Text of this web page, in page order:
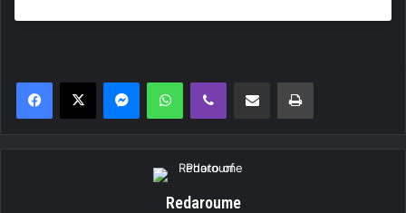
MessengerWhatsAppViber Κοινοποίηση μέσω ηλεκτρονικού ταχυδρομείουΕκτύπωση
Redaroume